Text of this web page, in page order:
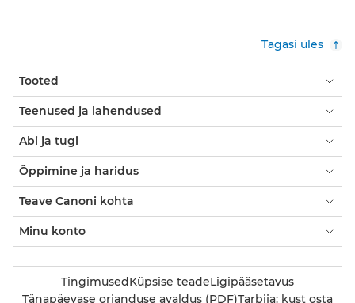
Tagasi üles
Tooted
Teenused ja lahendused
Abi ja tugi
Õppimine ja haridus
Teave Canoni kohta
Minu konto
TingimusedKüpsise teadeLigipääsetavus
Tänapäevase orjanduse avaldus (PDF)Tarbija: kust osta